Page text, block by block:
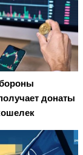
донаты